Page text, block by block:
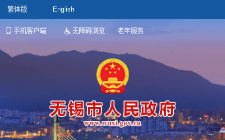
繁体版 English
手机客户端 无障碍浏览 老年服务